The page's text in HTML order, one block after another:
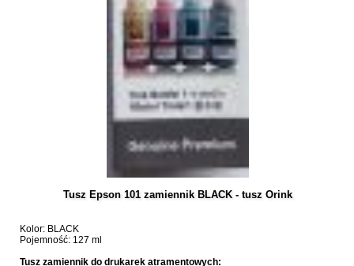
Tusz Epson 101 zamiennik BLACK - tusz Orink
Kolor: BLACK
Pojemność: 127 ml
Tusz zamiennik do drukarek atramentowych: